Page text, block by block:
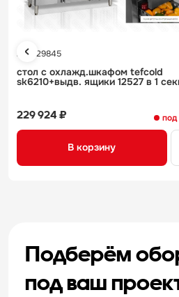
Арт. 129845
стол с охлажд.шкафом tefcold
sk6210+выдв. ящики 12527 в 1
под
229 924 ₽
В корзину
Подберём
под ваш